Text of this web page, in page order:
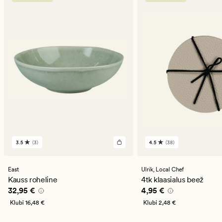
3
hinnanguga
3.5
3.5 (3)
East
Kauss roheline
Pris_ee 32,95 €
32,95 €
Klubi 16,48 €
38
hinnanguga
4.5
4.5 (38)
Ulrik, Local Chef
4tk klaasialus beež
Pris_ee 4,95 €
4,95 €
Klubi2,48 €